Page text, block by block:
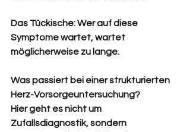
Das Tückische: Wer auf diese
Symptome wartet, wartet
möglicherweise zu lange.
Was passiert bei einer strukturierten
Herz-Vorsorgeuntersuchung?
Hier geht es nicht um
Zufallsdiagnostik, sondern